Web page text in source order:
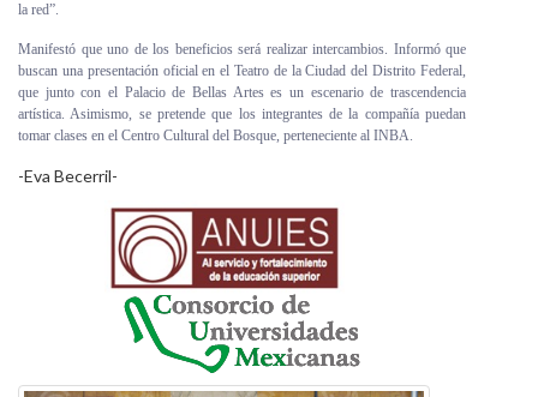
la red”.
Manifestó que uno de los beneficios será realizar intercambios. Informó que
buscan una presentación oficial en el Teatro de la Ciudad del Distrito Federal,
que junto con el Palacio de Bellas Artes es un escenario de trascendencia
artística. Asimismo, se pretende que los integrantes de la compañía puedan
tomar clases en el Centro Cultural del Bosque, perteneciente al INBA.
-Eva Becerril-